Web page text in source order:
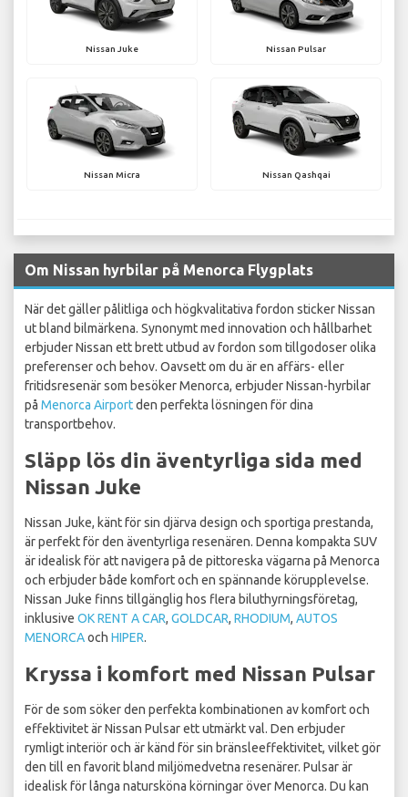
Nissan Juke Nissan Pulsar
Nissan Micra Nissan Qashqai
Om Nissan hyrbilar på Menorca Flygplats
När det gäller pålitliga och högkvalitativa fordon sticker Nissan
ut bland bilmärkena. Synonymt med innovation och hållbarhet
erbjuder Nissan ett brett utbud av fordon som tillgodoser olika
preferenser och behov. Oavsett om du är en affärs- eller
fritidsresenär som besöker Menorca, erbjuder Nissan-hyrbilar
på Menorca Airportden perfekta lösningen för dina
transportbehov.
Släpp lös din äventyrliga sida med
Nissan Juke
Nissan Juke, känt för sin djärva design och sportiga prestanda,
är perfekt för den äventyrliga resenären. Denna kompakta SUV
är idealisk för att navigera på de pittoreska vägarna på Menorca
och erbjuder både komfort och en spännande körupplevelse.
Nissan Juke finns tillgänglig hos flera biluthyrningsföretag,
inklusive OK RENT A CAR, GOLDCAR, RHODIUM, AUTOS
MENORCAoch HIPER.
Kryssa i komfort med Nissan Pulsar
För de som söker den perfekta kombinationen av komfort och
effektivitet är Nissan Pulsar ett utmärkt val. Den erbjuder
rymligt interiör och är känd för sin bränsleeffektivitet, vilket gör
den till en favorit bland miljömedvetna resenärer. Pulsar är
idealisk för långa natursköna körningar över Menorca. Du kan